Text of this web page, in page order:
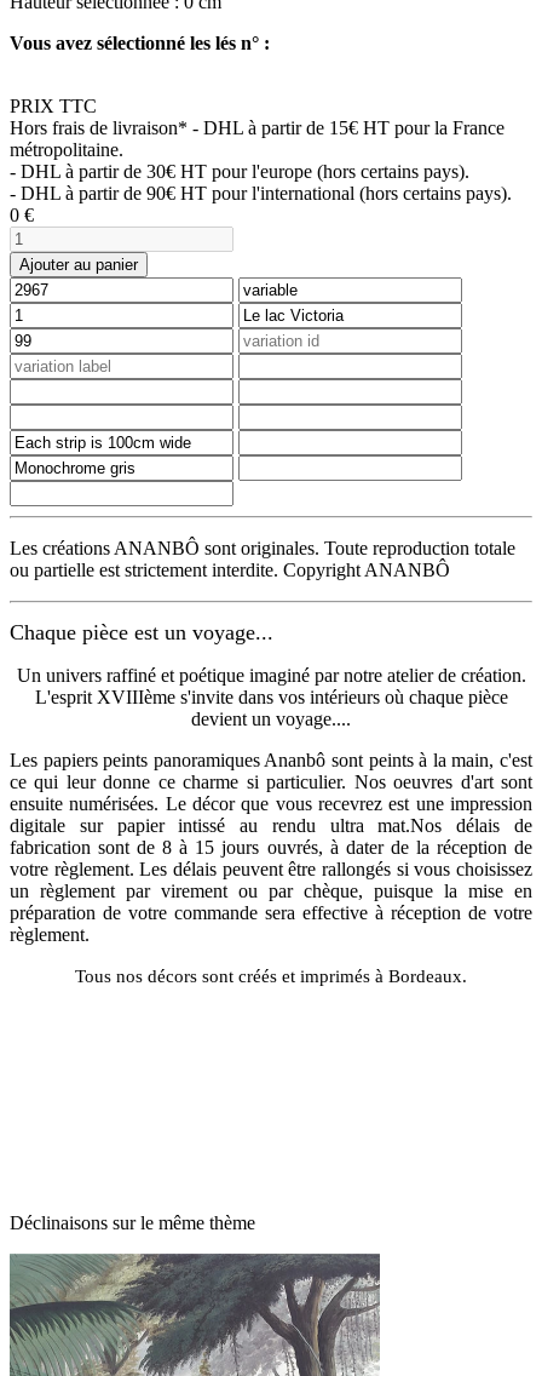
Vous avez sélectionné les lés n° :
PRIX TTC
Hors frais de livraison* - DHL à partir de 15€ HT pour la France
métropolitaine.
- DHL à partir de 30€ HT pour l'europe (hors certains pays).
- DHL à partir de 90€ HT pour l'international (hors certains pays).
0 €
Ajouter au panier
Les créations ANANBÔ sont originales. Toute reproduction totale
ou partielle est strictement interdite. Copyright ANANBÔ
Chaque pièce est un voyage...
Un univers raffiné et poétique imaginé par notre atelier de création.
L'esprit XVIIIème s'invite dans vos intérieurs où chaque pièce
devient un voyage....
Les papiers peints panoramiques Ananbô sont peints à la main, c'est
ce qui leur donne ce charme si particulier. Nos oeuvres d'art sont
ensuite numérisées. Le décor que vous recevrez est une impression
digitale sur papier intissé au rendu ultra mat.Nos délais de
fabrication sont de 8 à 15 jours ouvrés, à dater de la réception de
votre règlement. Les délais peuvent être rallongés si vous choisissez
un règlement par virement ou par chèque, puisque la mise en
préparation de votre commande sera effective à réception de votre
règlement.
Tous nos décors sont créés et imprimés à Bordeaux.
Déclinaisons sur le même thème